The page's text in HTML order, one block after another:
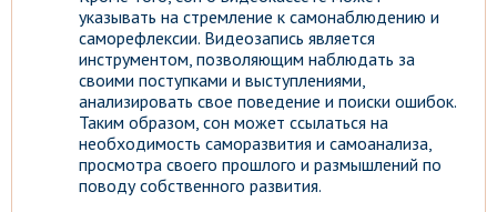
указывать на стремление к самонаблюдению и
саморефлексии. Видеозапись является
инструментом, позволяющим наблюдать за
своими поступками и выступлениями,
анализировать свое поведение и поиски ошибок.
Таким образом, сон может ссылаться на
необходимость саморазвития и самоанализа,
просмотра своего прошлого и размышлений по
поводу собственного развития.